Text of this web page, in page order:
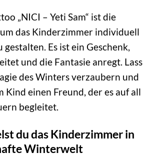
„NICI – Yeti Sam“ ist die
das Kinderzimmer individuell
Es ist ein Geschenk,
und die Fantasie anregt. Lass
des Winters verzaubern und
Kind einen Freund, der es auf all
begleitet.
du das Kinderzimmer in
Winterwelt